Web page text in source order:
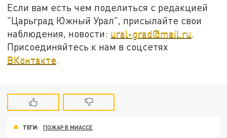
Если вам есть чем поделиться с редакцией
"Царьград Южный Урал", присылайте свои
наблюдения, новости: ural-grad@mail.ru
Присоединяйтесь к нам в соцсетях
ВКонтакте
ТЕГИ: ПОЖАР В МИАССЕ